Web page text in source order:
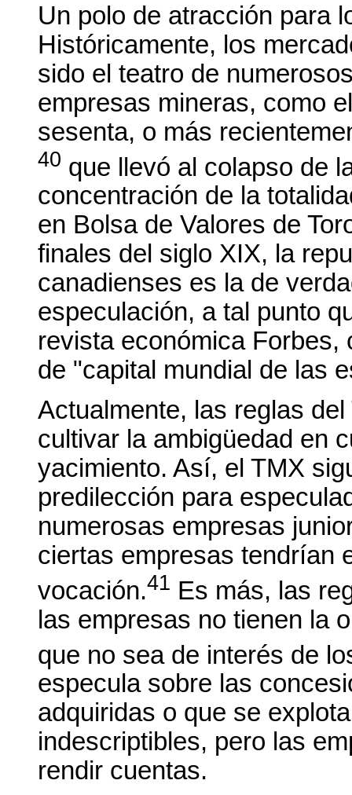
Un polo de atracción para
Históricamente, los
sido el teatro de
empresas mineras, como
sesenta, o más
40 que llevó al colapso de
concentración de la
en Bolsa de Valores de
finales del siglo XIX, la
canadienses es la de
especulación, a tal punto
revista económica Forbes,
de "capital mundial de las
Actualmente, las reglas
cultivar la ambigüedad en
yacimiento. Así, el TMX
predilección para
numerosas empresas
ciertas empresas tendrían
vocación.41 Es más, las
las empresas no tienen la
que no sea de interés de
especula sobre las
adquiridas o que se
indescriptibles, pero las
rendir cuentas.